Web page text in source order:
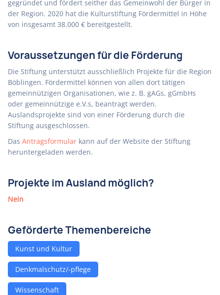
gegründet und fördert seither das Gemeinwohl der Bürger in
der Region. 2020 hat die Kulturstiftung Fördermittel in Höhe
von insgesamt 38.000 € bereitgestellt.
Voraussetzungen für die Förderung
Die Stiftung unterstützt ausschließlich Projekte für die Region
Böblingen. Fördermittel können von allen dort tätigen
gemeinnützigen Organisationen, wie z. B. gAGs, gGmbHs
oder gemeinnützige e.V.s, beantragt werden.
Auslandsprojekte sind von einer Förderung durch die
Stiftung ausgeschlossen.
Das Antragsformular kann auf der Website der Stiftung
heruntergeladen werden.
Projekte im Ausland möglich?
Nein
Geförderte Themenbereiche
Kunst und Kultur
Denkmalschutz/-pflege
Wissenschaft